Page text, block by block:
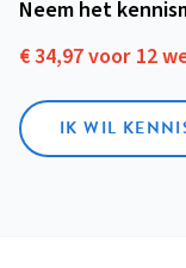
Neem het
€ 34,97 voor 12
IK WIL